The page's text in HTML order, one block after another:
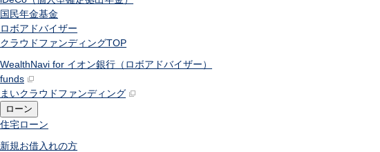
国民年金基金
ロボアドバイザー
クラウドファンディングTOP
WealthNavi for イオン銀行（ロボアドバイザー）
funds
まいクラウドファンディング
ローン
住宅ローン
新規お借入れの方